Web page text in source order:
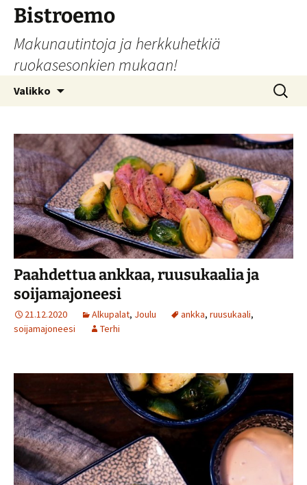
Siirry
sisältöön
Bistroemo
Makunautintoja ja herkkuhetkiä
ruokasesonkien mukaan!
Valikko Haku:
Paahdettua ankkaa, ruusukaalia ja
soijamajoneesi
21.12.2020 Alkupalat, Joulu ankka, ruusukaali,
soijamajoneesi
Terhi